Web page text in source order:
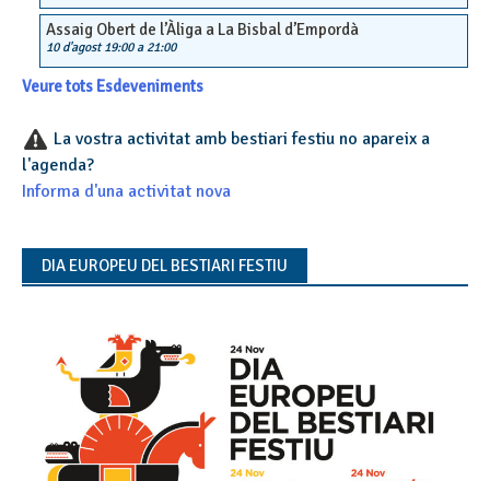
Assaig Obert de l’Àliga a La Bisbal d’Empordà
10 d'agost 19:00a 21:00
Veure tots Esdeveniments
La vostra activitat amb bestiari festiu no apareix a
l'agenda?
Informa d'una activitat nova
DIA EUROPEU DEL BESTIARI FESTIU